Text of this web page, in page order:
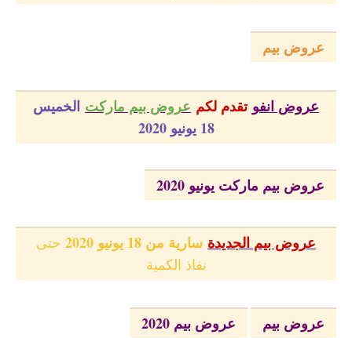
عروض بيم
عروض انفو تقدم لكم عروض بيم ماركت الخميس
18 يونيو 2020
عروض بيم ماركت يونيو 2020
عروض بيم الجديدة سارية من 18 يونيو 2020
حتى
نفاذ الكمية
عروض بيم عروض بيم 2020